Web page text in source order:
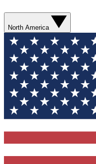
North America